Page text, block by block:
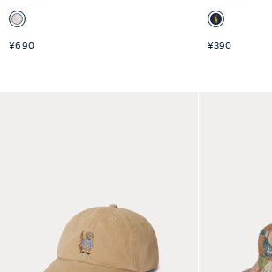
¥690 ¥390